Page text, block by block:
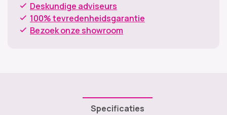
Deskundige adviseurs
100% tevredenheidsgarantie
Bezoek onze showroom
Specificaties